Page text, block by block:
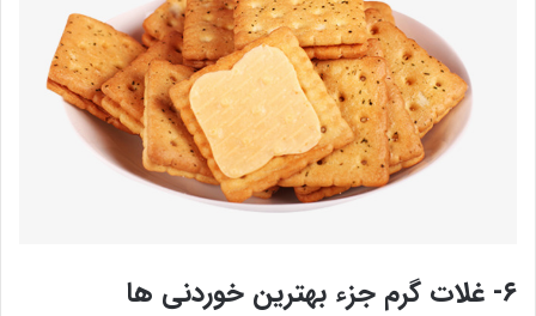
۶- غلات گرم جزء بهترین خوردنی ها